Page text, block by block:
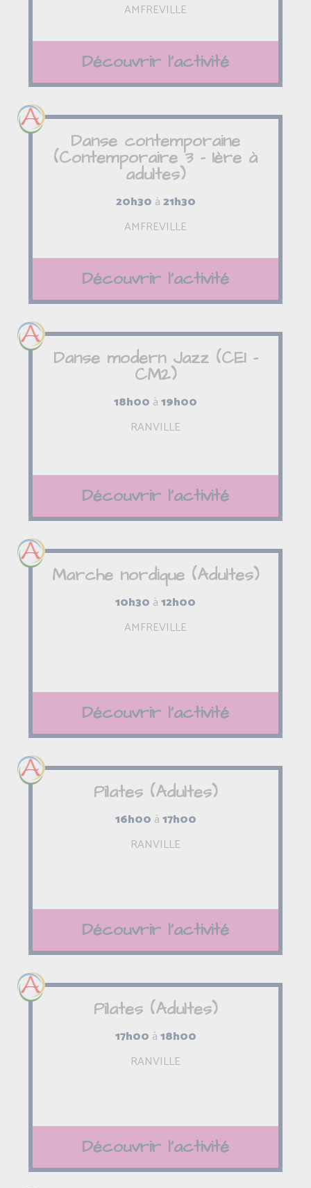
AMFREVILLE
Découvrir l'activité
Danse contemporaine
(Contemporaire 3 - 1ère à
adultes)
20h30 à21h30
AMFREVILLE
Découvrir l'activité
Danse modern Jazz (CE1 -
CM2)
18h00 à19h00
RANVILLE
Découvrir l'activité
Marche nordique (Adultes)
10h30 à12h00
AMFREVILLE
Découvrir l'activité
Pilates (Adultes)
16h00 à17h00
RANVILLE
Découvrir l'activité
Pilates (Adultes)
17h00 à18h00
RANVILLE
Découvrir l'activité